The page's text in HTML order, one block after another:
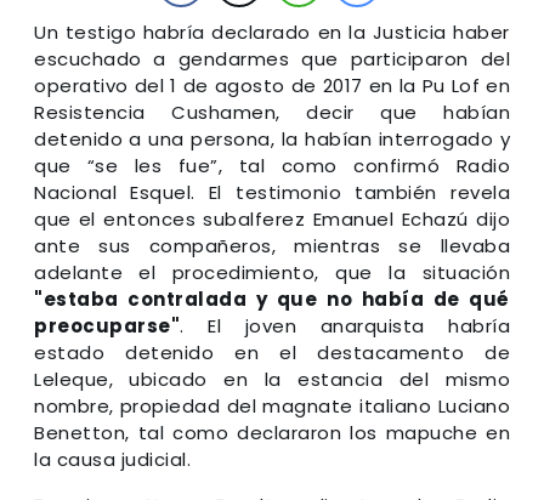
Un testigo habría declarado en la Justicia haber
escuchado a gendarmes que participaron del
operativo del 1 de agosto de 2017 en la Pu Lof en
Resistencia Cushamen, decir que habían
detenido a una persona, la habían interrogado y
que “se les fue”, tal como confirmó Radio
Nacional Esquel. El testimonio también revela
que el entonces subalferez Emanuel Echazú dijo
ante sus compañeros, mientras se llevaba
adelante el procedimiento, que la situación
"estaba contralada y que no había de qué
preocuparse". El joven anarquista habría
estado detenido en el destacamento de
Leleque, ubicado en la estancia del mismo
nombre, propiedad del magnate italiano Luciano
Benetton, tal como declararon los mapuche en
la causa judicial.